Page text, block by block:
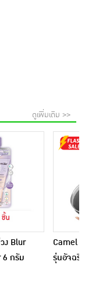
ดูเพิ่มเติม >>
ง Blur
6 กรัม
Camel
รุ่นอัจฉริ